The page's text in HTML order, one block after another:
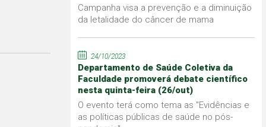
Campanha visa a prevenção e a diminuição
da letalidade do câncer de mama
24/10/2023
Departamento de Saúde Coletiva da
Faculdade promoverá debate científico
nesta quinta-feira (26/out)
O evento terá como tema as "Evidências e
as políticas públicas de saúde no pós-